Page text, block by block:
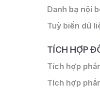
Danh bạ nội
Tuỳ biến dữ
TÍCH HỢP
Tích hợp
Tích hợp